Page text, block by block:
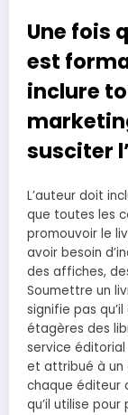
Une fois
est
inclure
susciter
L’auteur doit
que toutes les
promouvoir le
avoir besoin
des affiches,
Soumettre un
signifie pas
étagères des
service éditorial
et attribué à un
chaque éditeur
qu’il utilise pour